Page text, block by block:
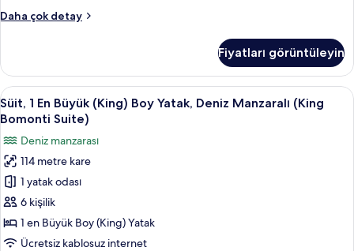
tüm
Daha çok detay
Deluxe
Kişilik
Yatak,
Deniz
Manzaralı
daha
fazla
detay
Fiyatları görüntüleyin
Süit,
1
Büyük
(King)
Boy
Yatak,
Deniz
Manzaralı
Süit, 1 En Büyük (King) Boy Yatak,
12
Süit, 1 En Büyük (King) Boy Yatak, Deniz Manzaralı (King
Bomonti Suite)
Deniz manzarası
114 metre kare
1 yatak odası
6 kişilik
1 en Büyük Boy (King) Yatak
Ücretsiz kablosuz internet